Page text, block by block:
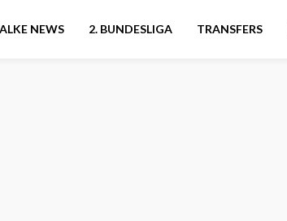
NEWS 2. BUNDESLIGA TRANSFERS